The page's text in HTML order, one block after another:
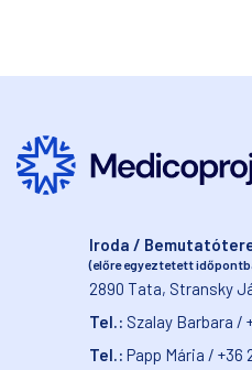
Iroda /
(előre egyeztetett
2890 Tata, Stransky
Tel.: Szalay Barbara /
Tel.: Papp Mária / +36